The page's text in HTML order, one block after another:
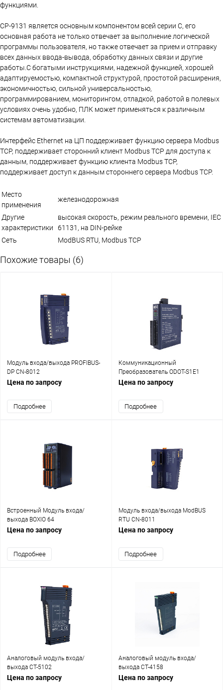
функциями.
CP-9131 является основным компонентом всей серии C, его
основная работа не только отвечает за выполнение логической
программы пользователя, но также отвечает за прием и отправку
всех данных ввода-вывода, обработку данных связи и другие
работы.С богатыми инструкциями, надежной функцией, хорошей
адаптируемостью, компактной структурой, простотой расширения,
экономичностью, сильной универсальностью,
программированием, мониторингом, отладкой, работой в полевых
условиях очень удобно, ПЛК может применяться к различным
системам автоматизации.
Интерфейс Ethernet на ЦП поддерживает функцию сервера Modbus
TCP, поддерживает сторонний клиент Modbus TCP для доступа к
данным, поддерживает функцию клиента Modbus TCP,
поддерживает доступ к данным стороннего сервера Modbus TCP.
Место
применения
железнодорожная
Другие
характеристики
высокая скорость, режим реального времени, IEC
61131, на DIN-рейке
Сеть
ModBUS RTU, Modbus TCP
Похожие товары (6)
Модуль входа/выхода PROFIBUS-
DP CN-8012
Цена по запросу
Подробнее
Коммуникационный
Преобразователь ODOT-S1E1
Цена по запросу
Подробнее
Встроенный Модуль входа/
выхода BOXIO 64
Цена по запросу
Подробнее
Модуль входа/выхода ModBUS
RTU CN-8011
Цена по запросу
Подробнее
Аналоговый модуль входа/
выхода CT-5102
Цена по запросу
Аналоговый модуль входа/
выхода CT-4158
Цена по запросу